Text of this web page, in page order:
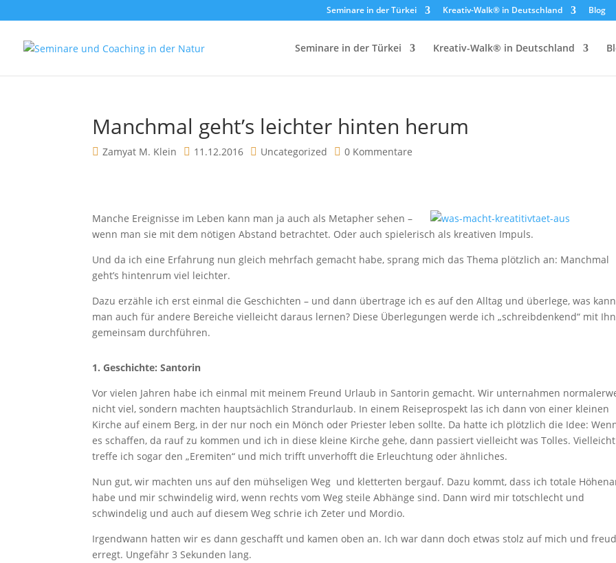
Seminare in der Türkei Kreativ-Walk® in Deutschland Blog
Seminare in der Türkei Kreativ-Walk® in Deutschland
Manchmal geht’s leichter hinten herum
Zamyat M. Klein 11.12.2016 Uncategorized 0 Kommentare
Manche Ereignisse im Leben kann man ja auch als Metapher sehen –
wenn man sie mit dem nötigen Abstand betrachtet. Oder auch spielerisch als kreativen Impuls.
Und da ich eine Erfahrung nun gleich mehrfach gemacht habe, sprang mich das Thema plötzlich an: Manchmal
geht’s hintenrum viel leichter.
Dazu erzähle ich erst einmal die Geschichten – und dann übertrage ich es auf den Alltag und überlege, was kann
man auch für andere Bereiche vielleicht daraus lernen? Diese Überlegungen werde ich „schreibdenkend“ mit
gemeinsam durchführen.
1. Geschichte: Santorin
Vor vielen Jahren habe ich einmal mit meinem Freund Urlaub in Santorin gemacht. Wir unternahmen
nicht viel, sondern machten hauptsächlich Strandurlaub. In einem Reiseprospekt las ich dann von einer kleinen
Kirche auf einem Berg, in der nur noch ein Mönch oder Priester leben sollte. Da hatte ich plötzlich die Idee:
es schaffen, da rauf zu kommen und ich in diese kleine Kirche gehe, dann passiert vielleicht was Tolles. Vielleicht
treffe ich sogar den „Eremiten“ und mich trifft unverhofft die Erleuchtung oder ähnliches.
Nun gut, wir machten uns auf den mühseligen Weg und kletterten bergauf. Dazu kommt, dass ich totale
habe und mir schwindelig wird, wenn rechts vom Weg steile Abhänge sind. Dann wird mir totschlecht und
schwindelig und auch auf diesem Weg schrie ich Zeter und Mordio.
Irgendwann hatten wir es dann geschafft und kamen oben an. Ich war dann doch etwas stolz auf mich und
erregt. Ungefähr 3 Sekunden lang.